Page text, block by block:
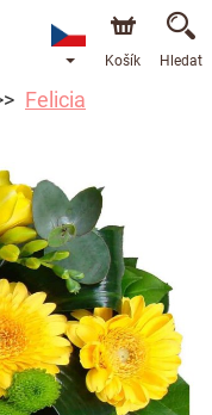
Košík Hledat
Felicia